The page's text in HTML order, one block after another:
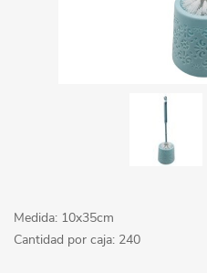
Medida: 10x35cm
Cantidad por caja: 240